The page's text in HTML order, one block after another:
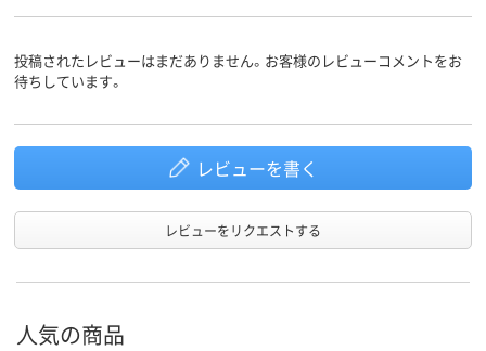
投稿されたレビューはまだありません。お客様のレビューコメントをお
待ちしています。
レビューを書く
レビューをリクエストする
人気の商品